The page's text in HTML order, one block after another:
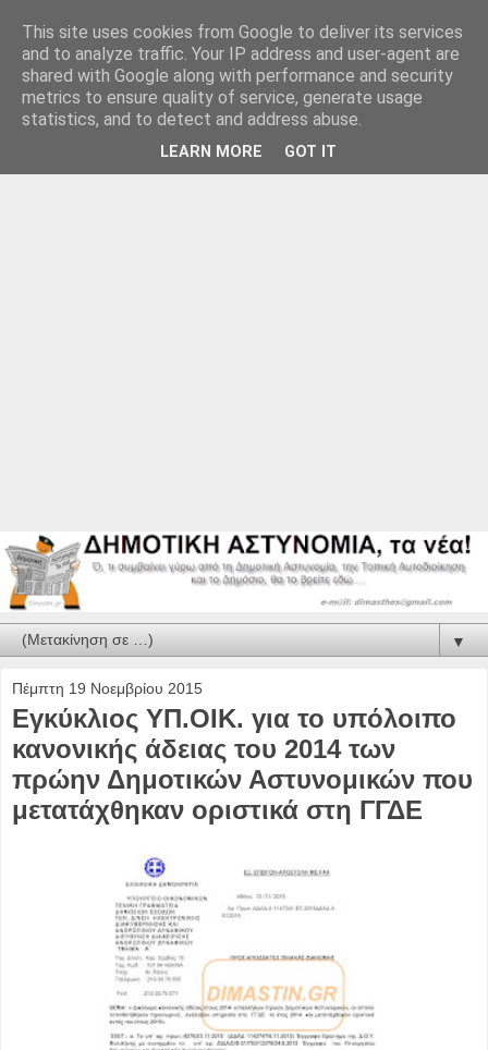
▼
Πέμπτη 19 Νοεμβρίου 2015
Εγκύκλιος ΥΠ.ΟΙΚ. για το υπόλοιπο
κανονικής άδειας του 2014 των
πρώην Δημοτικών Αστυνομικών που
μετατάχθηκαν οριστικά στη ΓΓΔΕ
This site uses cookies from Google to deliver its services
and to analyze traffic. Your IP address and user-agent are
shared with Google along with performance and security
metrics to ensure quality of service, generate usage
statistics, and to detect and address abuse.
LEARN MORE GOT IT